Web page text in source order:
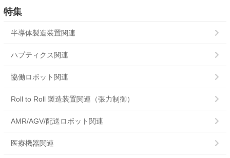
SBR
特集
半導体製造装置関連
ハプティクス関連
協働ロボット関連
Roll to Roll 製造装置関連（張力制御）
AMR/AGV/配送ロボット関連
医療機器関連